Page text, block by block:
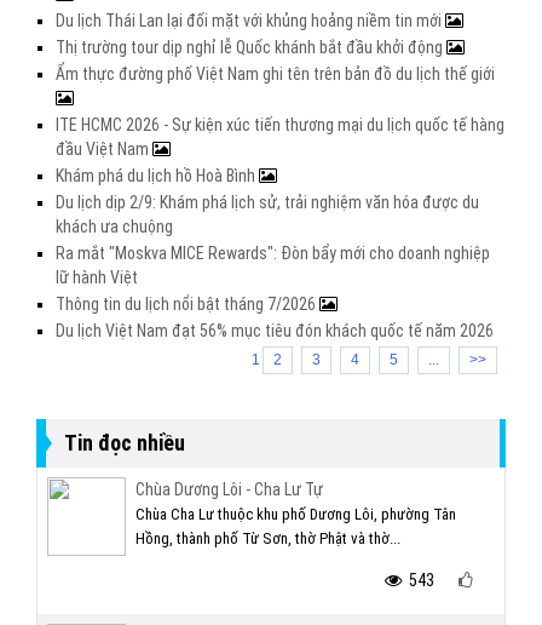
Du lịch Thái Lan lại đối mặt với khủng hoảng niềm tin mới
Thị trường tour dịp nghỉ lễ Quốc khánh bắt đầu khởi động
Ẩm thực đường phố Việt Nam ghi tên trên bản đồ du lịch thế giới
ITE HCMC 2026 - Sự kiện xúc tiến thương mại du lịch quốc tế hàng
đầu Việt Nam
Khám phá du lịch hồ Hoà Bình
Du lịch dịp 2/9: Khám phá lịch sử, trải nghiệm văn hóa được du
khách ưa chuộng
Ra mắt "Moskva MICE Rewards": Đòn bẩy mới cho doanh nghiệp
lữ hành Việt
Thông tin du lịch nổi bật tháng 7/2026
Du lịch Việt Nam đạt 56% mục tiêu đón khách quốc tế năm 2026
1 2 3 4 5 ... >>
Tin đọc nhiều
Chùa Dương Lôi - Cha Lư Tự
Chùa Cha Lư thuộc khu phố Dương Lôi, phường Tân
Hồng, thành phố Từ Sơn, thờ Phật và thờ...
543